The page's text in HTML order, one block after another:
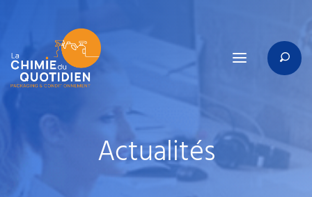
Actualités